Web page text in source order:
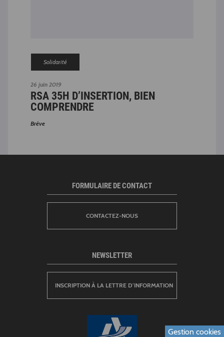
26 juin 2019
Solidarité
RSA 35H D’INSERTION, BIEN
COMPRENDRE
Brève
FORMULAIRE DE CONTACT
CONTACTEZ-NOUS
NEWSLETTER
INSCRIPTION À LA LETTRE D’INFORMATION
Gestion cookies